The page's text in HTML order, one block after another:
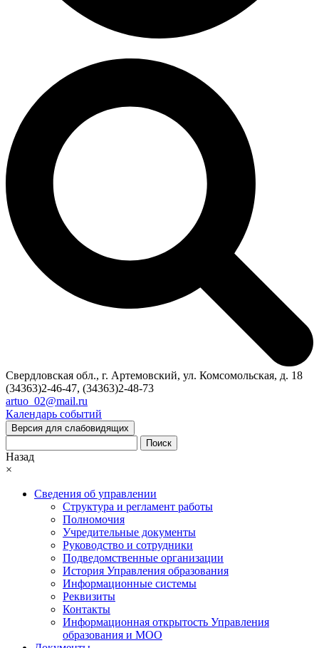
Свердловская обл., г. Артемовский, ул. Комсомольская, д. 18
(34363)2-46-47, (34363)2-48-73
artuo_02@mail.ru
Календарь событий
Версия для слабовидящих
Поиск
Назад
×
Сведения об управлении
Структура и регламент работы
Полномочия
Учредительные документы
Руководство и сотрудники
Подведомственные организации
История Управления образования
Информационные системы
Реквизиты
Контакты
Информационная открытость Управления
образования и МОО